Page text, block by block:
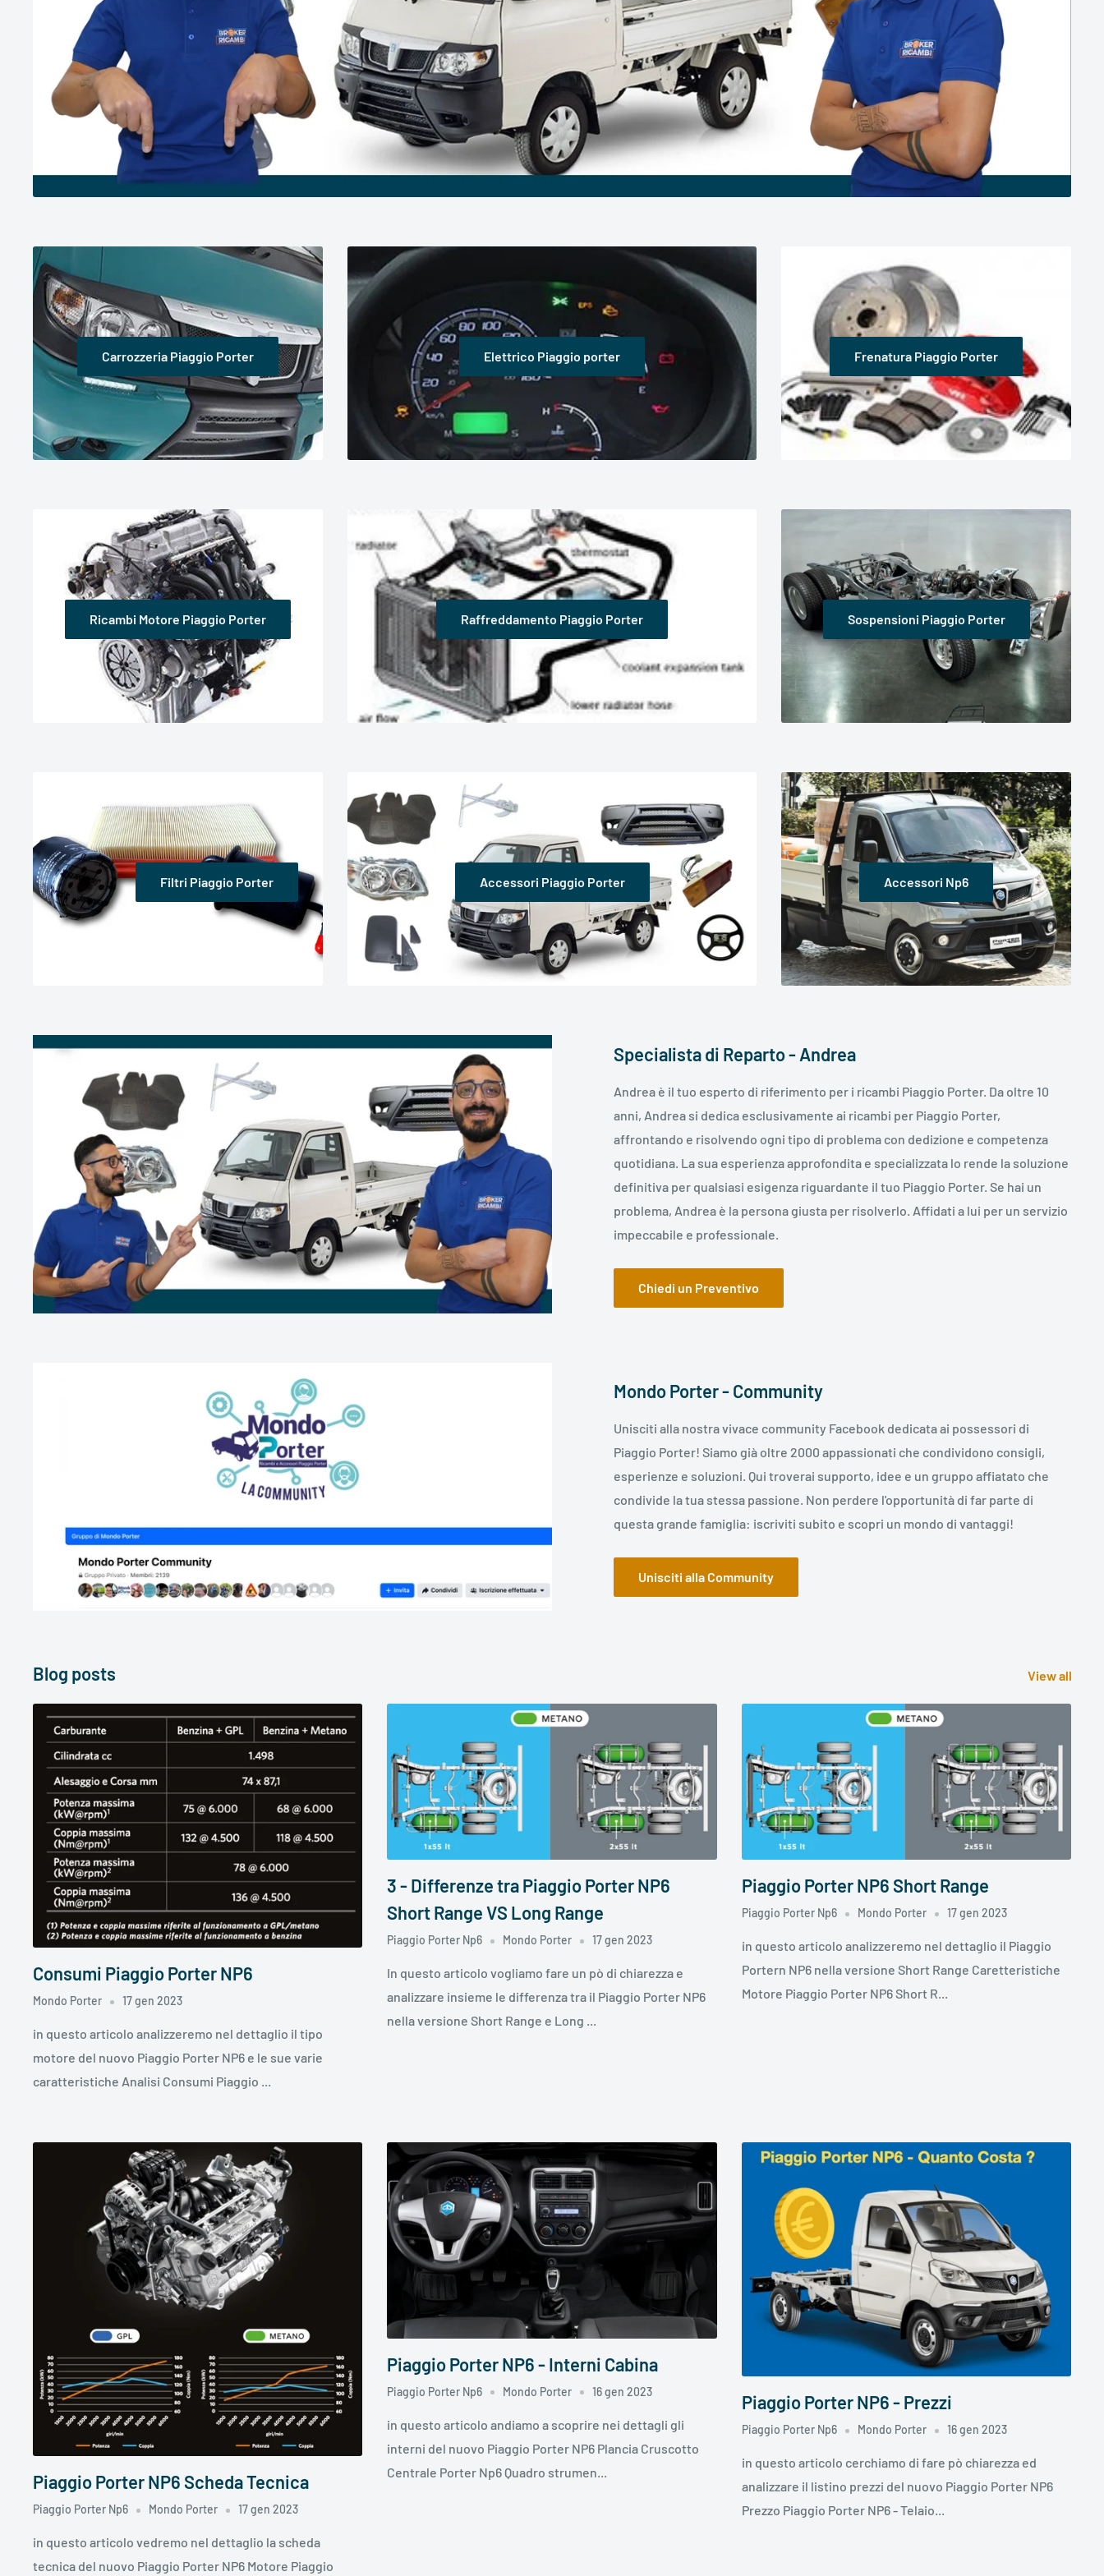
Carrozzeria Piaggio Porter Elettrico Piaggio porter Frenatura Piaggio Porter
Ricambi Motore Piaggio Porter Raffreddamento Piaggio Porter Sospensioni Piaggio Porter
Filtri Piaggio Porter Accessori Piaggio Porter Accessori Np6
Specialista di Reparto - Andrea
Andrea è il tuo esperto di riferimento per i ricambi Piaggio Porter. Da oltre 10
anni, Andrea si dedica esclusivamente ai ricambi per Piaggio Porter,
affrontando e risolvendo ogni tipo di problema con dedizione e competenza
quotidiana. La sua esperienza approfondita e specializzata lo rende la soluzione
definitiva per qualsiasi esigenza riguardante il tuo Piaggio Porter. Se hai un
problema, Andrea è la persona giusta per risolverlo. Affidati a lui per un servizio
impeccabile e professionale.
Chiedi un Preventivo
Mondo Porter - Community
Unisciti alla nostra vivace community Facebook dedicata ai possessori di
Piaggio Porter! Siamo già oltre 2000 appassionati che condividono consigli,
esperienze e soluzioni. Qui troverai supporto, idee e un gruppo affiatato che
condivide la tua stessa passione. Non perdere l'opportunità di far parte di
questa grande famiglia: iscriviti subito e scopri un mondo di vantaggi!
Unisciti alla Community
Blog posts View all
Consumi Piaggio Porter NP6
Mondo Porter 17 gen 2023
in questo articolo analizzeremo nel dettaglio il tipo
motore del nuovo Piaggio Porter NP6 e le sue varie
caratteristiche Analisi Consumi Piaggio ...
3 - Differenze tra Piaggio Porter NP6
Short Range VS Long Range
Piaggio Porter Np6 Mondo Porter 17 gen 2023
In questo articolo vogliamo fare un pò di chiarezza e
analizzare insieme le differenza tra il Piaggio Porter NP6
nella versione Short Range e Long ...
Piaggio Porter NP6 Short Range
Piaggio Porter Np6 Mondo Porter 17 gen 2023
in questo articolo analizzeremo nel dettaglio il Piaggio
Portern NP6 nella versione Short Range Caretteristiche
Motore Piaggio Porter NP6 Short R...
Piaggio Porter NP6 Scheda Tecnica
Piaggio Porter Np6 Mondo Porter 17 gen 2023
in questo articolo vedremo nel dettaglio la scheda
tecnica del nuovo Piaggio Porter NP6 Motore Piaggio
Piaggio Porter NP6 - Interni Cabina
Piaggio Porter Np6 Mondo Porter 16 gen 2023
in questo articolo andiamo a scoprire nei dettagli gli
interni del nuovo Piaggio Porter NP6 Plancia Cruscotto
Centrale Porter Np6 Quadro strumen...
Piaggio Porter NP6 - Prezzi
Piaggio Porter Np6 Mondo Porter 16 gen 2023
in questo articolo cerchiamo di fare pò chiarezza ed
analizzare il listino prezzi del nuovo Piaggio Porter NP6
Prezzo Piaggio Porter NP6 - Telaio...